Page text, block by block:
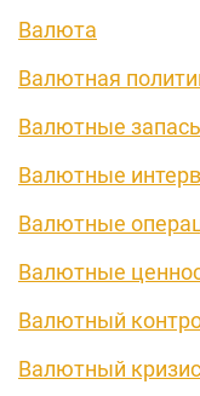
Валюта
Валютная
Валютные
Валютные
Валютные
Валютные
Валютный
Валютный кризис